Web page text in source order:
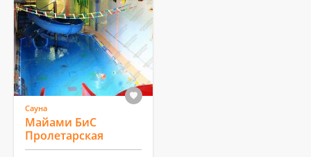
Сауна
Майами БиС
Пролетарская